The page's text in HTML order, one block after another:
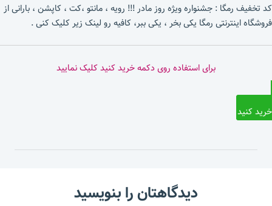
کد تخفیف رمگا : جشنواره ویژه روز مادر !!! رویه ، مانتو ،کت ، کاپشن ، بارانی از
فروشگاه اینترنتی رمگا یکی بخر ، یکی ببر، کافیه رو لینک زیر کلیک کنی .
برای استفاده روی دکمه خرید کنید کلیک نمایید
خرید کنید
دیدگاهتان را بنویسید